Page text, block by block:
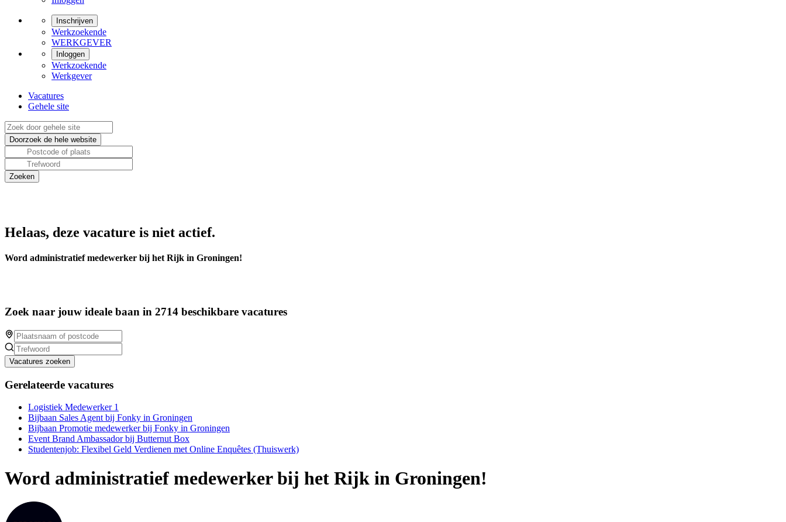
Inschrijven
Werkzoekende
WERKGEVER
Inloggen
Werkzoekende
Werkgever
Vacatures
Gehele site
Helaas, deze vacature is niet actief.
Word administratief medewerker bij het Rijk in Groningen!
Zoek naar jouw ideale baan in 2714 beschikbare vacatures
Vacatures zoeken
Gerelateerde vacatures
Logistiek Medewerker 1
Bijbaan Sales Agent bij Fonky in Groningen
Bijbaan Promotie medewerker bij Fonky in Groningen
Event Brand Ambassador bij Butternut Box
Studentenjob: Flexibel Geld Verdienen met Online Enquêtes (Thuiswerk)
Word administratief medewerker bij het Rijk in Groningen!